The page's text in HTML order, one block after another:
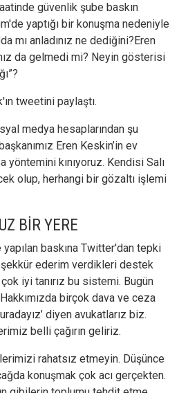
güvenlik şube baskın
yaptığı bir konuşma nedeniyle
mı anladınız ne dediğini?Eren
da gelmedi mi? Neyin gösterisi
tweetini paylaştı.
medya hesaplarından şu
Eren Keskin’in ev
yöntemini kınıyoruz. Kendisi Salı
olup, herhangi bir gözaltı işlemi
BİR YERE
baskına Twitter'dan tepki
ederim verdikleri destek
iyi tanırız bu sistemi. Bugün
birçok dava ve ceza
diyen avukatlarız biz.
belli çağırın geliriz.
rahatsız etmeyin. Düşünce
konuşmak çok acı gerçekten.